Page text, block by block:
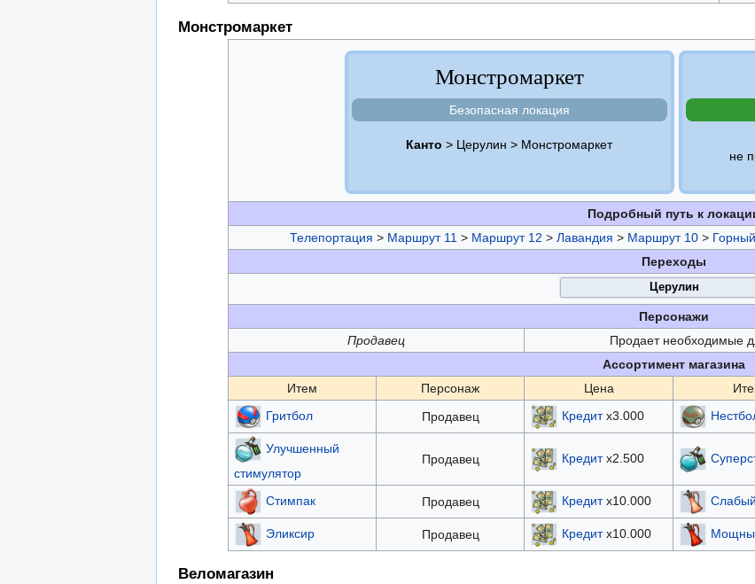
Монстромаркет
Монстромаркет
Безопасная локация
Канто > Церулин > Монстромаркет
не
Подробный путь к
Телепортация > Маршрут 11 > Маршрут 12 > Лавандия > Маршрут 10 >
Переходы
Церулин
Персонажи
Продавец
Продает необходимые
Ассортимент магазина
Итем
Персонаж Цена
Гритбол
Продавец Кредитx3.000
Улучшенный
стимулятор
Продавец Кредитx2.500
Стимпак Продавец Кредитx10.000
Эликсир Продавец Кредитx10.000
Веломагазин